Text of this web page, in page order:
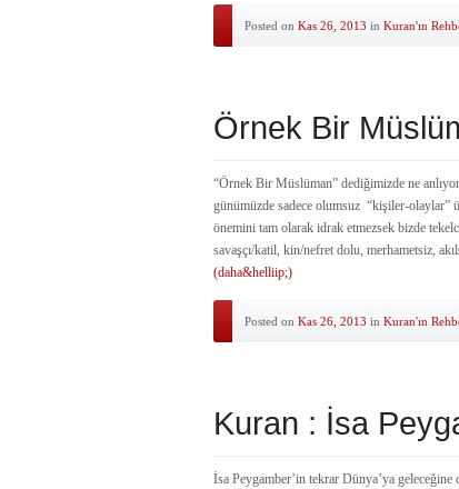
Posted on Kas 26, 2013 in Kuran'ın
Örnek Bir
“Örnek Bir Müslüman” dediğimizde ne
günümüzde sadece olumsuz “kişiler-olaylar”
önemini tam olarak idrak etmezsek bizde
savaşçı/katil, kin/nefret dolu, merhametsiz,
(daha&helliip;)
Posted on Kas 26, 2013 in Kuran'ın
Kuran : İsa
İsa Peygamber’in tekrar Dünya’ya